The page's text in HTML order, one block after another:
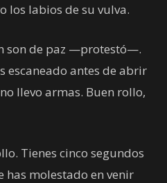
los labios de su vulva.
son de paz —protestó—.
escaneado antes de abrir
llevo armas. Buen rollo,
Tienes cinco segundos
has molestado en venir